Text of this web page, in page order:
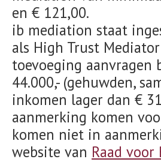
en € 121,00.
ib mediation staat
als High Trust
toevoeging aanvragen
44.000,- (gehuwden,
inkomen lager dan €
aanmerking komen
komen niet in
website van Raad